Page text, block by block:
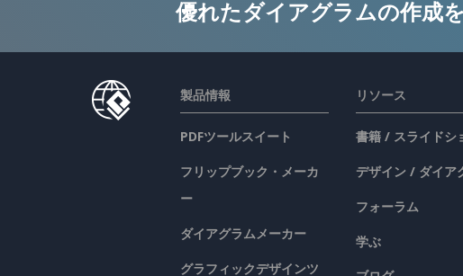
優れたダイアグラムの作成
製品情報
PDFツールスイート
フリップブック・メーカ
ー
ダイアグラムメーカー
グラフィックデザインツ
リソース
書籍 / スライドシ
デザイン / ダイア
フォーラム
学ぶ